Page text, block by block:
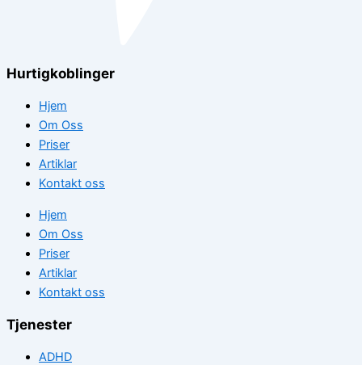
Hurtigkoblinger
Hjem
Om Oss
Priser
Artiklar
Kontakt oss
Hjem
Om Oss
Priser
Artiklar
Kontakt oss
Tjenester
ADHD